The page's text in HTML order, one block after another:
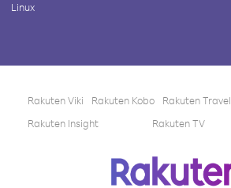
Linux
Rakuten Viki Rakuten Kobo Rakuten Travel
Rakuten Insight
Rakuten TV